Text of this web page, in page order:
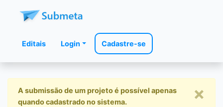
Editais Login Cadastre-se
A submissão de um projeto é possível apenas
quando cadastrado no sistema.
×